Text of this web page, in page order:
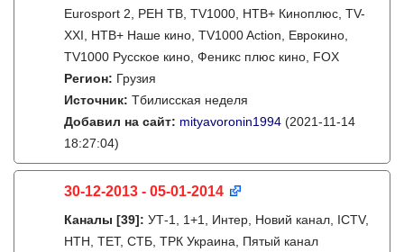
Eurosport 2, РЕН ТВ, TV1000, НТВ+ Киноплюс, TV-
XXI, НТВ+ Наше кино, TV1000 Action, Еврокино,
TV1000 Русское кино, Феникс плюс кино, FOX
Регион: Грузия
Источник: Тбилисская неделя
Добавил на сайт: mityavoronin1994 (2021-11-14
18:27:04)
30-12-2013 - 05-01-2014
Каналы [39]: УТ-1, 1+1, Интер, Новий канал, ICTV,
НТН, ТЕТ, СТБ, ТРК Украина, Пятый канал